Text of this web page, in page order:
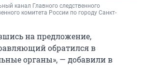
канал Главного следственного
комитета России по городу Санкт-
на предложение,
обратился в
органы», — добавили в